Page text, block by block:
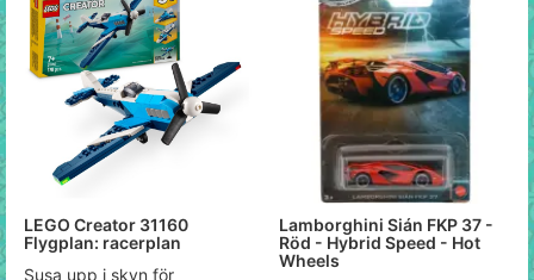
LEGO Creator 31160
Flygplan: racerplan
Susa upp i skyn för
Lamborghini Sián FKP 37 -
Röd - Hybrid Speed - Hot
Wheels